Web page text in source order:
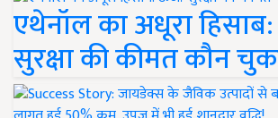
एथेनॉल का अधूरा
सुरक्षा की कीमत कौन